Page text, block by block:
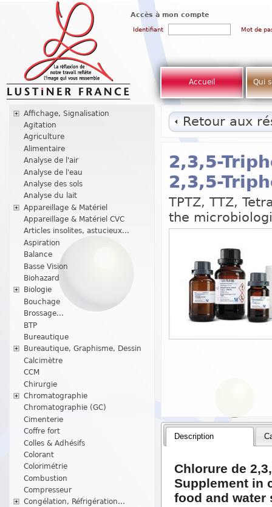
Accès à mon compte
Identifiant Mot de
Accueil Qui
Affichage, Signalisation
Agitation
Agriculture
Alimentaire
Analyse de l'air
Analyse de l'eau
Analyse des sols
Analyse du lait
Appareillage & Matériel
Appareillage & Matériel CVC
Articles insolites, astucieux...
Aspiration
Balance
Basse Vision
Biohazard
Biologie
Bouchage
Brossage...
BTP
Bureautique
Bureautique, Graphisme, Dessin
Calcimètre
CCM
Chirurgie
Chromatographie
Chromatographie (GC)
Cimenterie
Coffre fort
Colles & Adhésifs
Colorant
Colorimétrie
Combustion
Compresseur
Congélation, Réfrigération...
Retour aux
2,3,5-
2,3,5-
TPTZ, TTZ,
the
Description
Chlorure de
Supplement in
food and water